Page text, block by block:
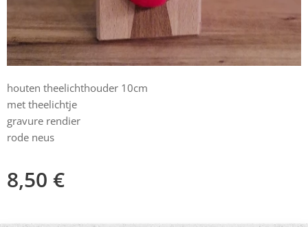
houten theelichthouder 10cm
met theelichtje
gravure rendier
rode neus
8,50 €